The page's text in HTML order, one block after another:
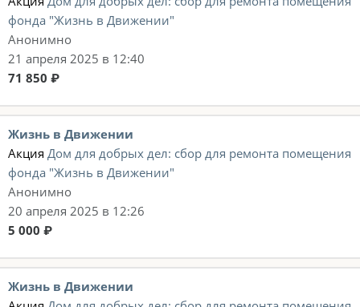
фонда "Жизнь в Движении"
Анонимно
21 апреля 2025 в 12:40
71 850 ₽
Жизнь в Движении
Акция Дом для добрых дел: сбор для ремонта помещения
фонда "Жизнь в Движении"
Анонимно
20 апреля 2025 в 12:26
5 000 ₽
Жизнь в Движении